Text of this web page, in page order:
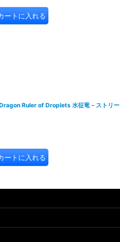
ートに入れる
Ruler of Droplets 水征竜－ストリー
ートに入れる